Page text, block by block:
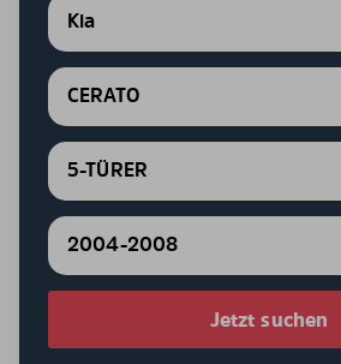
Kia
CERATO
5-TÜRER
2004-2008
Jetzt suchen